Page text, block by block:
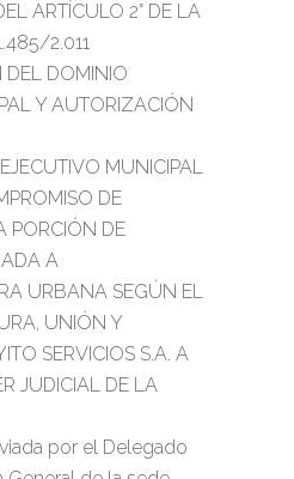
ARTÍCULO 2° DE LA
2.011
DEL DOMINIO
Y AUTORIZACIÓN
MUNICIPAL
DE
PORCIÓN DE
A
URBANA SEGÚN EL
UNIÓN Y
SERVICIOS S.A. A
JUDICIAL DE LA
por el Delegado